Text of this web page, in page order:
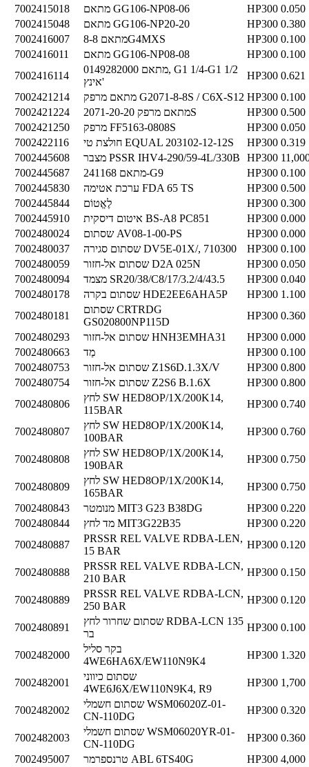
7002415018
מתאם GG106-NP08-06 HP300 0.050
7002415048
מתאם GG106-NP20-20 HP300 0.380
7002416007
מתאם 8-8G4MXS HP300 0.100
7002416011
מתאם GG106-NP08-08 HP300 0.100
7002416114
מתאם 0149282000, G1 1/4-G1 1/2
אינץ'
HP300 0.621
7002421214
מתאם מרפק G2071-8-8S / C6X-S12 HP300 0.100
7002421224
מתאם מרפק 2071-20-20S HP300 0.500
7002421250
מרפק FF5163-0808S HP300 0.050
7002422116
חולצת טי EQUAL 203102-12-12S HP300 0.319
7002445608
מצבר PSSR IHV4-290/59-4L/330B HP300
7002445687
מתאם 241168-G9 HP300 0.100
7002445830
ערכת אטימה FDA 65 TS HP300 0.500
7002445844
לֶאֱטוֹם HP300 0.300
7002445910
איטום דיסקית BS-A8 PC851 HP300 0.000
7002480024
שסתום AV08-1-00-PS HP300 0.000
7002480037
שסתום סגירה DV5E-01X/, 710300 HP300 0.100
7002480059
שסתום אל-חזור D2A 025N HP300 0.050
7002480094
מצמד SR20/38/C8/17/3.2/4/43.5 HP300 0.040
7002480178
שסתום בקרה HDE2EE6AHA5P HP300 1.100
7002480181
שסתום CRTRDG
GS020800NP115D
HP300 0.360
7002480293
שסתום אל-חזור HNH3EMHA31 HP300 0.000
7002480663
מַד HP300 0.100
7002480753
שסתום אל-חזור Z1S6D.1.3X/V HP300 0.800
7002480754
שסתום אל-חזור Z2S6 B.1.6X HP300 0.800
7002480806
לחץ SW HED8OP/1X/200K14,
115BAR
HP300 0.740
7002480807
לחץ SW HED8OP/1X/200K14,
100BAR
HP300 0.760
7002480808
לחץ SW HED8OP/1X/200K14,
190BAR
HP300 0.750
7002480809
לחץ SW HED8OP/1X/200K14,
165BAR
HP300 0.750
7002480843
מנומטר MIT3 G23 B38DG HP300 0.220
7002480844
מד לחץ MIT3G22B35 HP300 0.220
7002480887
PRSSR REL VALVE RDBA-LEN,
15 BAR
HP300 0.120
7002480888
PRSSR REL VALVE RDBA-LCN,
210 BAR
HP300 0.150
7002480889
PRSSR REL VALVE RDBA-LCN,
250 BAR
HP300 0.120
7002480891
שסתום שחרור לחץ RDBA-LCN 135
בר
HP300 0.100
7002482000
בקר סליל
4WE6HA6X/EW110N9K4
HP300 1.320
7002482001
שסתום כיווני
4WE6J6X/EW110N9K4, R9
HP300 1,700
7002482002
שסתום חשמלי WSM06020Z-01-
CN-110DG
HP300 0.320
7002482003
שסתום חשמלי WSM06020YR-01-
CN-110DG
HP300 0.360
7002495007
טרנספרמר ABL 6TS40G HP300 4,000